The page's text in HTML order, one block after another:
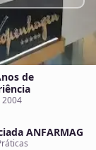
de
2004
ANFARMAG